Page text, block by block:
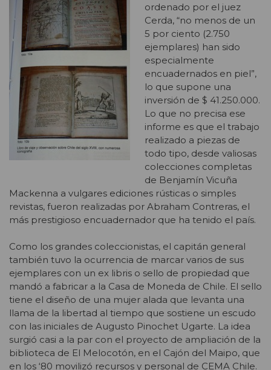
ordenado por el juez
Cerda, “no menos de un
5 por ciento (2.750
ejemplares) han sido
especialmente
encuadernados en piel”,
lo que supone una
inversión de $ 41.250.000.
Lo que no precisa ese
informe es que el trabajo
realizado a piezas de
todo tipo, desde valiosas
colecciones completas
de Benjamín Vicuña
Mackenna a vulgares ediciones rústicas o simples
revistas, fueron realizadas por Abraham Contreras, el
más prestigioso encuadernador que ha tenido el país.
Como los grandes coleccionistas, el capitán general
también tuvo la ocurrencia de marcar varios de sus
ejemplares con un ex libris o sello de propiedad que
mandó a fabricar a la Casa de Moneda de Chile. El sello
tiene el diseño de una mujer alada que levanta una
llama de la libertad al tiempo que sostiene un escudo
con las iniciales de Augusto Pinochet Ugarte. La idea
surgió casi a la par con el proyecto de ampliación de la
biblioteca de El Melocotón, en el Cajón del Maipo, que
en los ‘80 movilizó recursos y personal de CEMA Chile.